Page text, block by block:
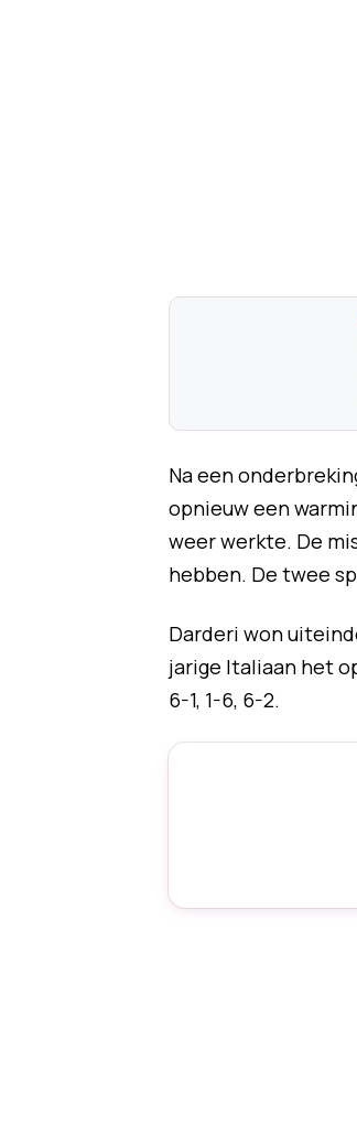
Na een
opnieuw een
weer werkte. De
hebben. De twee
Darderi won
jarige Italiaan het
6-1, 1-6, 6-2.